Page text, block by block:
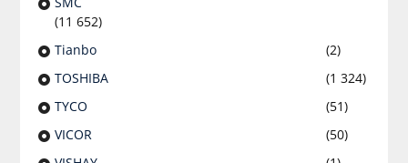
(11 652)
Tianbo
(2)
TOSHIBA
(1 324)
TYCO
(51)
VICOR
(50)